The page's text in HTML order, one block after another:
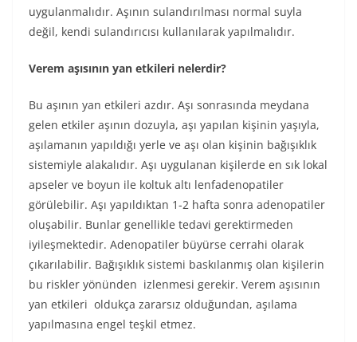
uygulanmalıdır. Aşının sulandırılması normal suyla
değil, kendi sulandırıcısı kullanılarak yapılmalıdır.
Verem aşısının yan etkileri nelerdir?
Bu aşının yan etkileri azdır. Aşı sonrasında meydana
gelen etkiler aşının dozuyla, aşı yapılan kişinin yaşıyla,
aşılamanın yapıldığı yerle ve aşı olan kişinin bağışıklık
sistemiyle alakalıdır. Aşı uygulanan kişilerde en sık lokal
apseler ve boyun ile koltuk altı lenfadenopatiler
görülebilir. Aşı yapıldıktan 1-2 hafta sonra adenopatiler
oluşabilir. Bunlar genellikle tedavi gerektirmeden
iyileşmektedir. Adenopatiler büyürse cerrahi olarak
çıkarılabilir. Bağışıklık sistemi baskılanmış olan kişilerin
bu riskler yönünden izlenmesi gerekir. Verem aşısının
yan etkileri oldukça zararsız olduğundan, aşılama
yapılmasına engel teşkil etmez.